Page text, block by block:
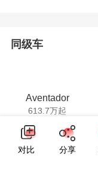
同级车
Aventador
613.7万起
对比 分享